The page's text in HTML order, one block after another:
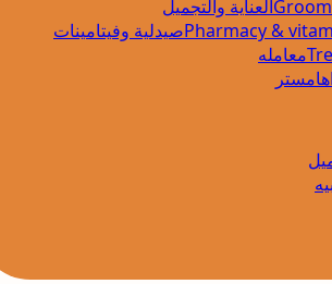
العناية والتجميل
صيدلية وفيتامينات
معامله
هامستر